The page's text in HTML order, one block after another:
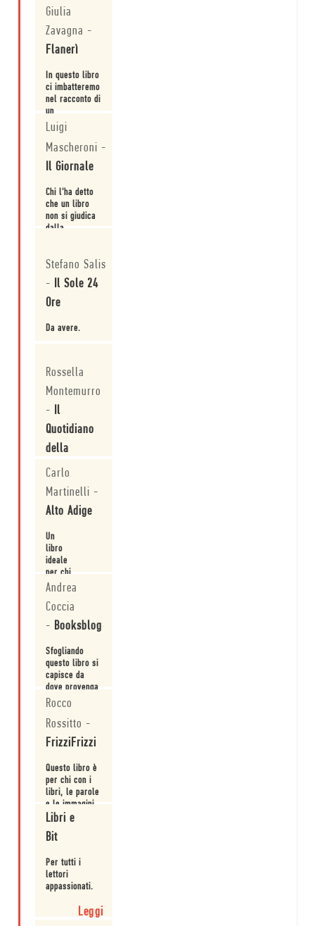
indispensabili
per
fare i
libri.
Giulia
Zavagna -
Flanerì
In questo libro
ci imbatteremo
nel racconto di
un
caporedattore
che posa per
una copertina,
di libri
invecchiati
essere
rispediti al
mittente
perché
gite in...
Luigi
Mascheroni -
Il Giornale
Chi l'ha detto
che un libro
non si giudica
dalla
Stefano Salis
- Il Sole 24
Ore
Da avere.
Rossella
Montemurro
- Il
Quotidiano
della
Basilicata
Le cover
protagoniste.
Carlo
Martinelli -
Alto Adige
Un
libro
ideale
per chi
voglia
nell'affascinante
universo
del
book
design.
Andrea
Coccia
- Booksblog
Sfogliando
questo libro si
capisce da
dove provenga
quella
che la
minimum fax
ha saputo
ultimi dieci
anni.
Rocco
Rossitto -
FrizziFrizzi
Questo libro è
per chi con i
libri, le parole
e le immagini
prova piacere.
Libri e
Bit
Per tutti i
lettori
appassionati.
Leggi